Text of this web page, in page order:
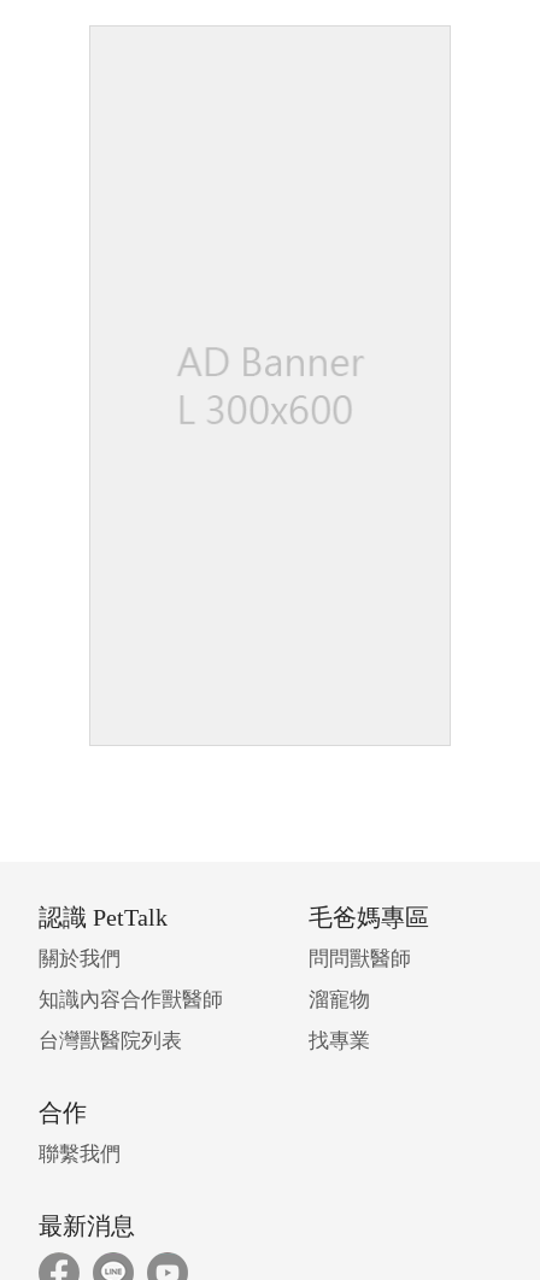
認識 PetTalk
關於我們
知識內容合作獸醫師
台灣獸醫院列表
毛爸媽專區
問問獸醫師
溜寵物
找專業
合作
聯繫我們
最新消息